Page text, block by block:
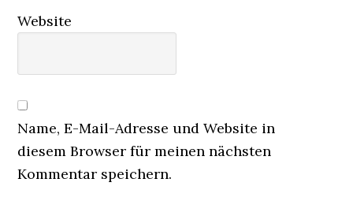
Website
Name, E-Mail-Adresse und Website in
diesem Browser für meinen nächsten
Kommentar speichern.